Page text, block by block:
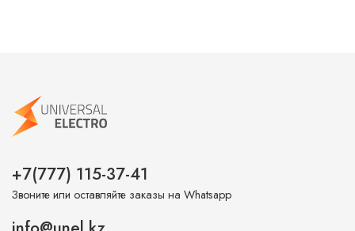
+7(777) 115-37-41
Звоните или оставляйте заказы на Whatsapp